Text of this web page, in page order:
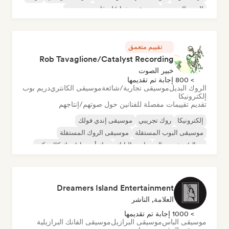
البوب الحضري
موسيقى تشيل/لو-فاي هيب هوب
تقييم متعمق
Rob Tavaglione/Catalyst Recording
خبير الصوت
> 800 إجابة تم تقديمها
الروك البديلموسيقى تجارية/شائعةموسيقى الكانتريدريم بوب
إلكترونيكا
تقديم تقييمات مفصلة للفنانين حول صوتهم/إنتاجهم
إلكترونيكا روك تجريبي
موسيقى إندي فولك
موسيقى البوب المستقلة
موسيقى الروك المستقلة
ميتال/هيفي ميتال
ما بعد البانك روك أند رول/روك كلاسيكي
Dreamers Island Entertainment
العلامة, الناشر
> 1000 إجابة تم تقديمها
موسيقى الباسموسيقى البرازيلموسيقى الفانك البرازيلية